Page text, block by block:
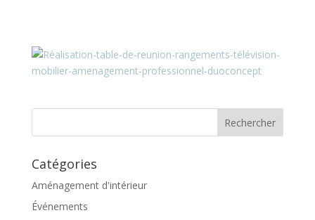
Catégories
Aménagement d'intérieur
Événements